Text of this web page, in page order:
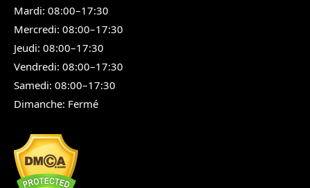
Mardi: 08:00–17:30
Mercredi: 08:00–17:30
Jeudi: 08:00–17:30
Vendredi: 08:00–17:30
Samedi: 08:00–17:30
Dimanche: Fermé